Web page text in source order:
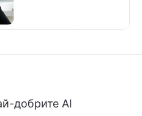
добрите AI